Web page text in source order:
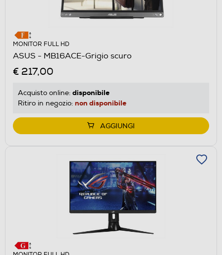
MONITOR FULL HD
ASUS - MB16ACE-Grigio scuro
€ 217,00
Acquisto online: disponibile
Ritiro in negozio: non disponibile
AGGIUNGI